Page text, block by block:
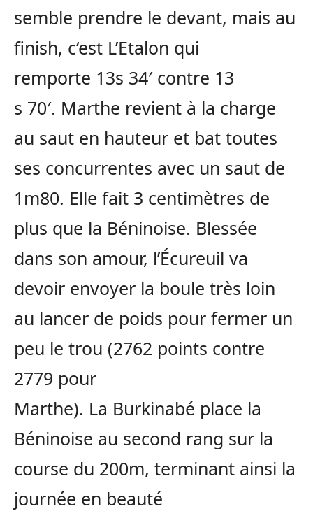
semble prendre le devant, mais au
finish, c‘est L’Etalon qui
remporte 13s 34′contre 13
s 70′. Marthe revient à la charge
au saut en hauteur et bat toutes
ses concurrentes avec un saut de
1m80. Elle fait 3 centimètres de
plus que la Béninoise. Blessée
dans son amour, l’Écureuil va
devoir envoyer la boule très loin
au lancer de poids pour fermer un
peu le trou (2762 points contre
2779 pour
Marthe). La Burkinabé place la
Béninoise au second rang sur la
course du 200m, terminant ainsi la
journée en beauté